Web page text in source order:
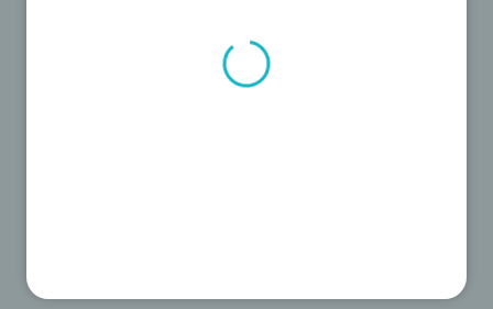
1.000
Cada día llegan 1.000 descuentos